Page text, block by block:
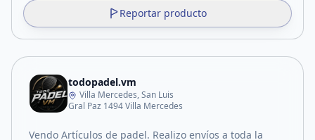
Reportar producto
todopadel.vm
Villa Mercedes, San Luis
Gral Paz 1494 Villa Mercedes
Vendo Artículos de padel. Realizo envíos a toda la